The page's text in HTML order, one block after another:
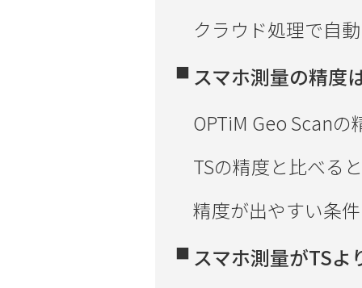
クラウド処理で自
スマホ測量の精度
OPTiM Geo Scanの
TSの精度と比べると
精度が出やすい条
スマホ測量がTSよ